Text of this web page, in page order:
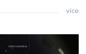
více